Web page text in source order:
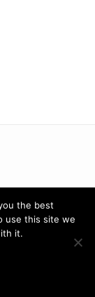
the best
use this site we
it.